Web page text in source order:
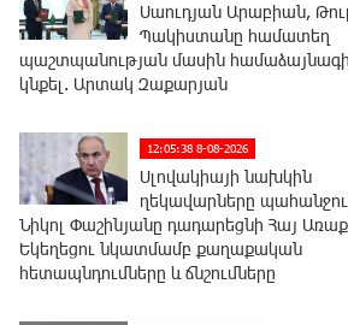
Սաուդյան Արաբիան,
Պակիստանը համատեղ
պաշտպանության մասին
կնքել. Արտակ Զաքարյան
12:05:38 8-08-2026
Սլովակիայի նախկին
ղեկավարները
Նիկոլ Փաշինյանը դադարեցնի Հայ
Եկեղեցու նկատմամբ քաղաքական
հետապնդումները և ճնշումները